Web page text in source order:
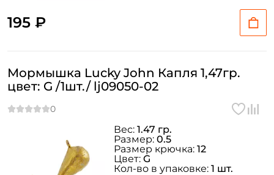
195 ₽
Мормышка Lucky John Капля 1,47гр.
цвет: G /1шт./ lj09050-02
Вес: 1.47 гр.
Размер: 0.5
Размер крючка: 12
Цвет: G
Кол-во в упаковке: 1 шт.